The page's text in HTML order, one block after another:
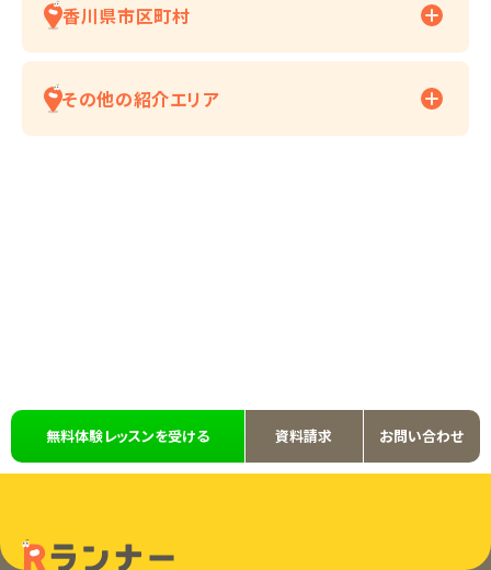
香川県市区町村
その他の紹介エリア
無料体験レッスンを受ける 資料請求 お問い合わせ